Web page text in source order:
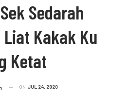
Sedarah
Kakak Ku
Ketat
ON JUL 24, 2020